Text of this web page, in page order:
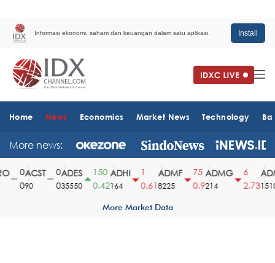
Informasi ekonomi, saham dan keuangan dalam satu aplikasi. Install
Home News Economics Market News Technology
More news:
ACST
90
ADES
35550
150
0.42
ADHI
164
0.61
ADMF
8225
75
0.9
ADMG
214
2.731510
More Market Data